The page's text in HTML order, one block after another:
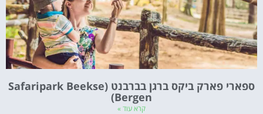
ספארי פארק ביקס ברגן בברבנט (Safaripark Beekse
Bergen)
קרא עוד »